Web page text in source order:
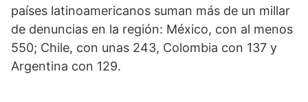
países latinoamericanos suman más de un millar
de denuncias en la región: México, con al menos
550; Chile, con unas 243, Colombia con 137 y
Argentina con 129.